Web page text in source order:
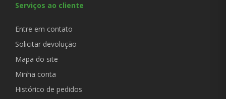
Serviços ao cliente
Entre em contato
Solicitar devolução
Mapa do site
Minha conta
Histórico de pedidos